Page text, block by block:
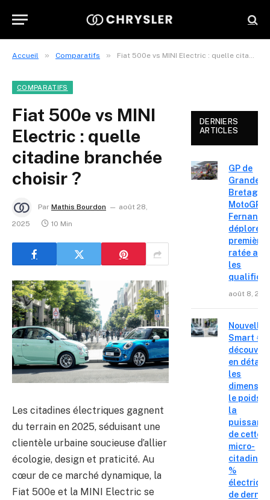
Accueil » Comparatifs » Fiat 500e vs MINI Electric : quelle citadine branchée choisir ?
COMPARATIFS
Fiat 500e vs MINI
Electric : quelle
citadine branchée
choisir ?
Par Mathis Bourdon
août 28,
2025
10 Min
Les citadines électriques gagnent
du terrain en 2025, séduisant une
clientèle urbaine soucieuse d’allier
écologie, design et praticité. Au
cœur de ce marché dynamique, la
Fiat 500e et la MINI Electric se
DERNIERS
ARTICLES
GP de
Grande-
Bretagne
MotoGP :
déplore
première
ratée
les
août 8,
Nouvelle
Smart #2
en détail
les
le poids
la
de cette
micro-
citadine
%
de